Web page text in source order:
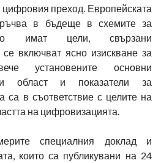
преход. Европейската
в бъдеще в схемите за
имат цели, свързани
включват ясно изискване за
установените основни
област и показатели за
са в съответствие с целите на
на цифровизацията.
специалния доклад и
които са публикувани на 24